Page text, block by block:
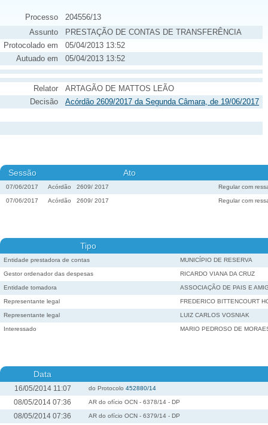
Processo
204556/13
Assunto
PRESTAÇÃO DE CONTAS DE TRANSFERÊNCIA
Protocolado em
05/04/2013 13:52
Autuado em
05/04/2013 13:52
Relator
ARTAGÃO DE MATTOS LEÃO
Decisão
Acórdão 2609/2017 da Segunda Câmara, de 19/06/2017
Sessão Ato
07/06/2017 Acórdão 2609/ 2017 Regular com
07/06/2017 Acórdão 2609/ 2017 Regular com
Tipo
Entidade prestadora de contas MUNICÍPIO DE RESERVA
Gestor ordenador das despesas RICARDO VIANA DA CRUZ
Entidade tomadora ASSOCIAÇÃO DE PAIS E
Representante legal FREDERICO BITTENCOURT
Representante legal LUIZ CARLOS VOSNIAK
Interessado MARIO PEDROSO DE
Data
16/05/2014 11:07 do Protocolo 452880/14
08/05/2014 07:36 AR do ofício OCN - 6378/14 - DP
08/05/2014 07:36 AR do ofício OCN - 6379/14 - DP